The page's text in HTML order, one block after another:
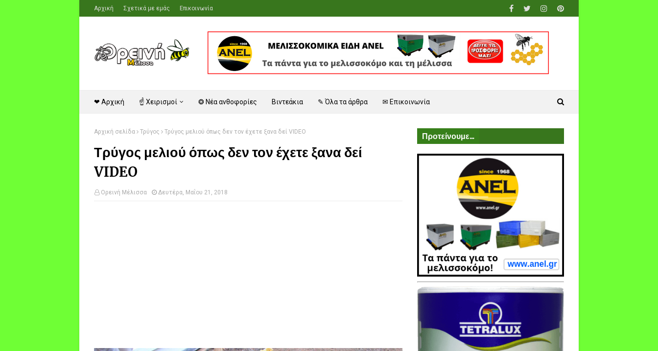
Αρχική Σχετικά με εμάς Επικοινωνία
❤ Αρχική ☝ Χειρισμοί ❂ Νέα ανθοφορίες Βιντεάκια ✎ Όλα τα άρθρα ✉ Επικοινωνία
Αρχική σελίδα Τρύγος Τρύγος μελιού όπως δεν τον έχετε ξανα δεί VIDEO
Τρύγος μελιού όπως δεν τον έχετε ξανα δεί
VIDEO
Ορεινή Μέλισσα Δευτέρα, Μαΐου 21, 2018
Προτείνουμε...